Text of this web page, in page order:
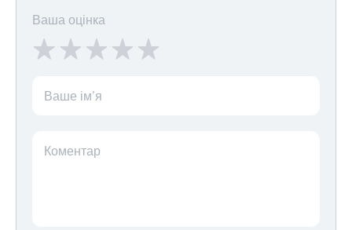
Ваша оцінка
Ваше ім’я
Коментар